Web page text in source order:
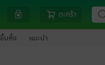
ตะกร้า
นหิ้ง แนะนำ